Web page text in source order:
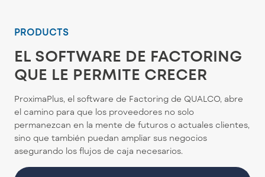
PRODUCTS
EL SOFTWARE DE FACTORING
QUE LE PERMITE CRECER
ProximaPlus, el software de Factoring de QUALCO, abre
el camino para que los proveedores no solo
permanezcan en la mente de futuros o actuales clientes,
sino que también puedan ampliar sus negocios
asegurando los flujos de caja necesarios.